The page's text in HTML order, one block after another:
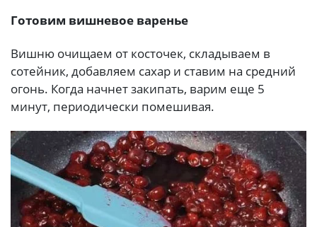
Готовим вишневое варенье
Вишню очищаем от косточек, складываем в
сотейник, добавляем сахар и ставим на средний
огонь. Когда начнет закипать, варим еще 5
минут, периодически помешивая.